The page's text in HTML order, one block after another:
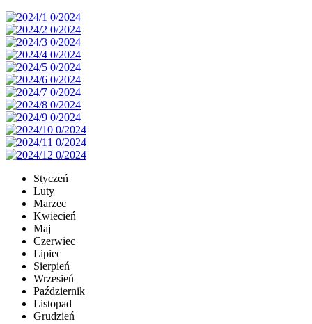
Styczeń
Luty
Marzec
Kwiecień
Maj
Czerwiec
Lipiec
Sierpień
Wrzesień
Październik
Listopad
Grudzień